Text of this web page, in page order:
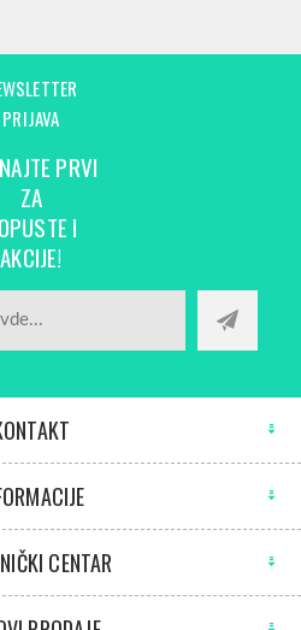
PRIJAVA
PRVI
ZA
I
AKCIJE!
CENTAR